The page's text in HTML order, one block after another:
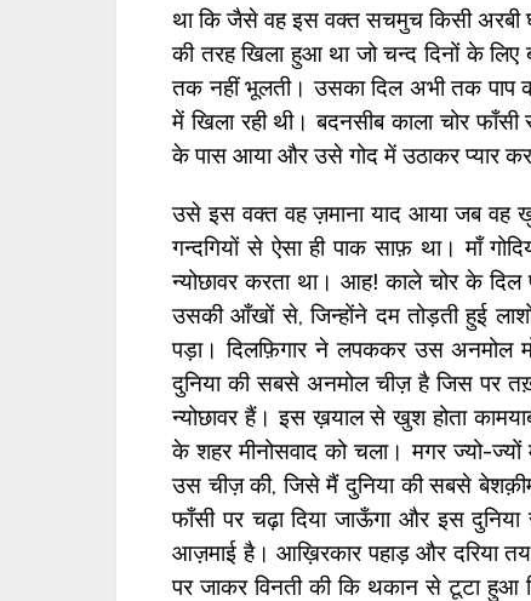
था कि जैसे वह इस वक्त सचमुच किसी
की तरह खिला हुआ था जो चन्द दिनों के
तक नहीं भूलती। उसका दिल अभी तक पाप
में खिला रही थी। बदनसीब काला चोर
के पास आया और उसे गोद में उठाकर प्यार
उसे इस वक्त वह ज़माना याद आया जब वह
गन्दगियों से ऐसा ही पाक साफ़ था। माँ
न्योछावर करता था। आह! काले चोर के
उसकी आँखों से, जिन्होंने दम तोड़ती हुई
पड़ा। दिलफ़िगार ने लपककर उस अनमोल
दुनिया की सबसे अनमोल चीज़ है जिस
न्योछावर हैं। इस ख़याल से खुश होता
के शहर मीनोसवाद को चला। मगर ज्यो-
उस चीज़ की, जिसे मैं दुनिया की सबसे
फाँसी पर चढ़ा दिया जाऊँगा और इस
आज़माई है। आख़िरकार पहाड़ और दरिया
पर जाकर विनती की कि थकान से टूटा